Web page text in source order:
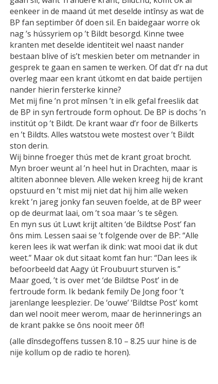
eenkeer in de maand út met deselde intînsy as wat de
BP fan septimber ôf doen sil. En baidegaar worre ok
nag ’s hússyriem op ’t Bildt besorgd. Kinne twee
kranten met deselde identiteit wel naast nander
bestaan blive of is’t meskien beter om metnander in
gesprek te gaan en samen te werken. Of dat d’r na dut
overleg maar een krant útkomt en dat baide pertijen
nander hierin fersterke kinne?
Met mij fine ’n prot mînsen ’t in elk gefal freeslik dat
de BP in syn fertroude form ophout. De BP is dochs ’n
institút op ’t Bildt. De krant waar d’r foor de Bilkerts
en ’t Bildts. Alles watstou wete mostest over ’t Bildt
ston derin.
Wij binne froeger thús met de krant groat brocht.
Myn broer weunt al ’n heel hut in Drachten, maar is
altiten abonnee bleven. Alle weken kreeg hij de krant
opstuurd en ’t mist mij niet dat hij him alle weken
krekt ’n jareg jonky fan seuven foelde, at de BP weer
op de deurmat laai, om ’t soa maar ’s te sêgen.
En myn sus út Luwt krijt altiten ‘de Bildtse Post’ fan
ôns mim. Lessen saai se ’t folgende over de BP: “Alle
keren lees ik wat werfan ik dink: wat mooi dat ik dut
weet.” Maar ok dut sitaat komt fan hur: “Dan lees ik
befoorbeeld dat Aagy út Froubuurt sturven is.”
Maar goed, ’t is over met ‘de Bildtse Post’ in de
fertroude form. Ik bedank femily De Jong foor ’t
jarenlange leesplezier. De ‘ouwe’ ‘Bildtse Post’ komt
dan wel nooit meer werom, maar de herinnerings an
de krant pakke se ôns nooit meer ôf!
(alle dînsdegoffens tussen 8.10 – 8.25 uur hine is de
nije kollum op de radio te horen).